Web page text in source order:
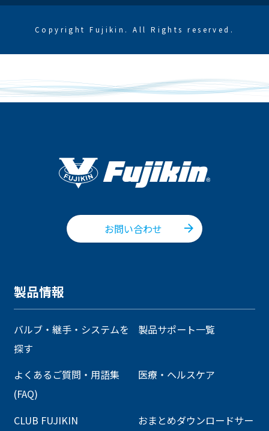
Copyright Fujikin. All Rights reserved.
お問い合わせ
製品情報
バルブ・継手・システムを
探す
製品サポート一覧
よくあるご質問・用語集
(FAQ)
医療・ヘルスケア
CLUB FUJIKIN
おまとめダウンロードサー